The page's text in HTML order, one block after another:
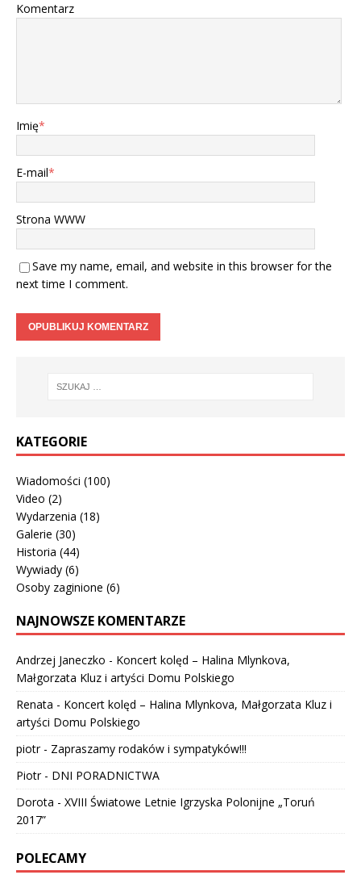
Komentarz
Imię*
E-mail*
Strona WWW
Save my name, email, and website in this browser for the
next time I comment.
KATEGORIE
Wiadomości (100)
Video (2)
Wydarzenia (18)
Galerie (30)
Historia (44)
Wywiady (6)
Osoby zaginione (6)
NAJNOWSZE KOMENTARZE
Andrzej Janeczko - Koncert kolęd – Halina Mlynkova,
Małgorzata Kluz i artyści Domu Polskiego
Renata - Koncert kolęd – Halina Mlynkova, Małgorzata Kluz i
artyści Domu Polskiego
piotr- Zapraszamy rodaków i sympatyków!!!
Piotr- DNI PORADNICTWA
Dorota - XVIII Światowe Letnie Igrzyska Polonijne „Toruń
2017”
POLECAMY